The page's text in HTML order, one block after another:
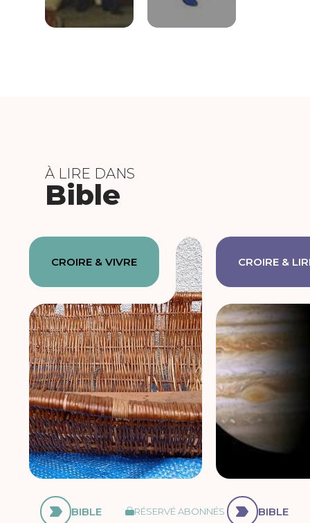
À LIRE DANS
Bible
CROIRE & VIVRE
BIBLE RÉSERVÉ ABONNÉS
CROIRE &
BIBLE